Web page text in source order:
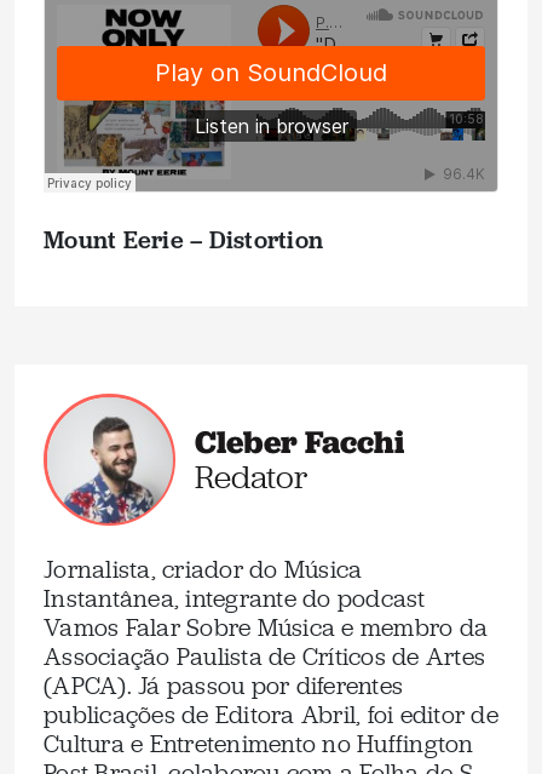
Mount Eerie – Distortion
Cleber Facchi
Redator
Jornalista, criador do Música
Instantânea, integrante do podcast
Vamos Falar Sobre Música e membro da
Associação Paulista de Críticos de Artes
(APCA). Já passou por diferentes
publicações de Editora Abril, foi editor de
Cultura e Entretenimento no Huffington